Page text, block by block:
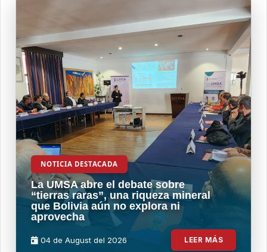
NOTICIA DESTACADA
La UMSA abre el debate sobre
“tierras raras”, una riqueza mineral
que Bolivia aún no explora ni
aprovecha
04 de August del 2026 LEER MÁS